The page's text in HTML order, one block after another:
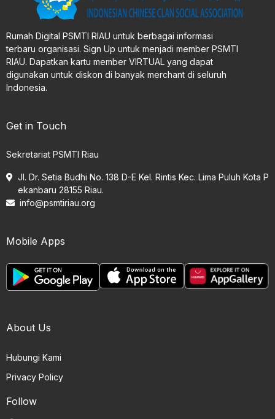
Rumah Digital PSMTI RIAU untuk berbagai informasi
terbaru organisasi. Sign Up untuk menjadi member PSMTI
RIAU. Dapatkan kartu member VIRTUAL yang dapat
digunakan untuk diskon di banyak merchant di seluruh
Indonesia.
Get in Touch
Sekretariat PSMTI Riau
Jl. Dr. Setia Budhi No. 138 D-E Kel. Rintis Kec. Lima Puluh Kota P
ekanbaru 28155 Riau.
info@psmtiriau.org
Mobile Apps
About Us
Hubungi Kami
Privacy Policy
Follow